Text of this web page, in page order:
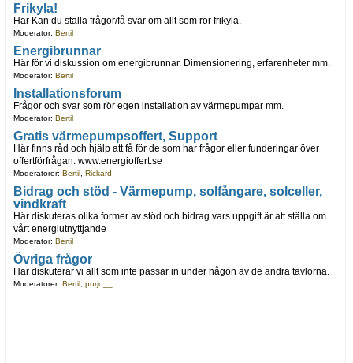
Frikyla!
Här Kan du ställa frågor/få svar om allt som rör frikyla.
Moderator: Bertil
Energibrunnar
Här för vi diskussion om energibrunnar. Dimensionering, erfarenheter mm.
Moderator: Bertil
Installationsforum
Frågor och svar som rör egen installation av värmepumpar mm.
Moderator: Bertil
Gratis värmepumpsoffert, Support
Här finns råd och hjälp att få för de som har frågor eller funderingar över
offertförfrågan. www.energioffert.se
Moderatorer: Bertil, Rickard
Bidrag och stöd - Värmepump, solfångare, solceller,
vindkraft
Här diskuteras olika former av stöd och bidrag vars uppgift är att ställa om
vårt energiutnyttjande
Moderator: Bertil
Övriga frågor
Här diskuterar vi allt som inte passar in under någon av de andra tavlorna.
Moderatorer: Bertil, purjo__